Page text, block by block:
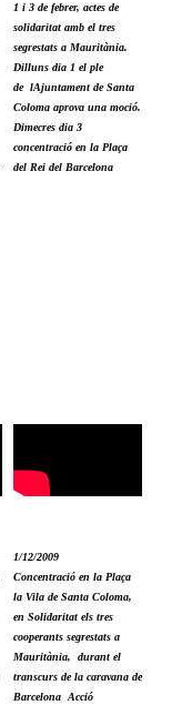
1 i 3 de febrer, actes de
solidaritat amb el tres
segrestats a Mauritània.
Dilluns dia 1 el ple
de lAjuntament de Santa
Coloma aprova una moció.
Dimecres dia 3
concentració en la Plaça
del Rei del Barcelona
1/12/2009
Concentració en la Plaça
la Vila de Santa Coloma,
en Solidaritat els tres
cooperants segrestats a
Mauritània, durant el
transcurs de la caravana de
Barcelona Acció